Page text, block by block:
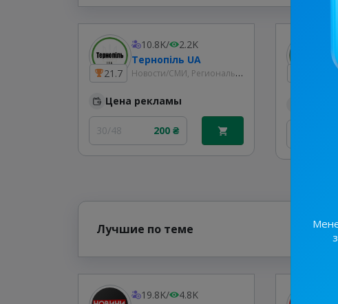
21.7
10.8K/
2.2K
Тернопіль UA
Новости/СМИ, Региональные
Цена рекламы
30/48 200 ₴
Цена
Лучшие по теме
19.8K/
4.8K